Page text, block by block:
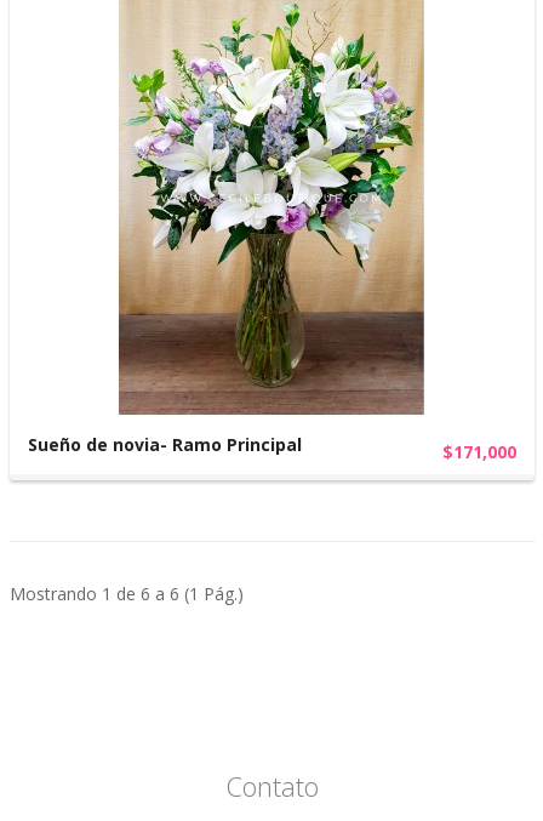
Sueño de novia- Ramo Principal $171,000
Mostrando 1 de 6 a 6 (1 Pág.)
Contato